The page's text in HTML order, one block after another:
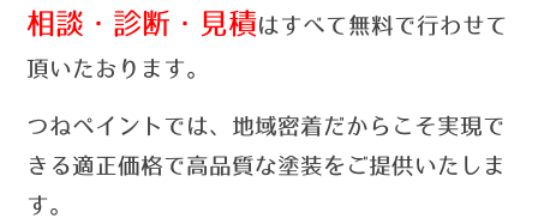
相談・診断・見積はすべて無料で行わせて
頂いたおります。
つねペイントでは、 地域密着だからこそ実現で
きる適正価格で高品質な塗装をご提供いたしま
す。